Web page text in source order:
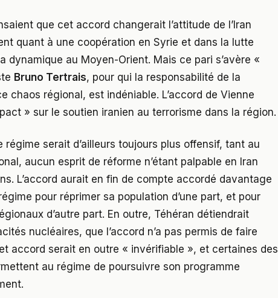
que cet accord changerait l’attitude de l’Iran
quant à une coopération en Syrie et dans la lutte
dynamique au Moyen-Orient. Mais ce pari s’avère «
Bruno Tertrais, pour qui la responsabilité de la
chaos régional, est indéniable. L’accord de Vienne
» sur le soutien iranien au terrorisme dans la région.
régime serait d’ailleurs toujours plus offensif, tant au
aucun esprit de réforme n’étant palpable en Iran
L’accord aurait en fin de compte accordé davantage
pour réprimer sa population d’une part, et pour
d’autre part. En outre, Téhéran détiendrait
nucléaires, que l’accord n’a pas permis de faire
accord serait en outre « invérifiable », et certaines des
au régime de poursuivre son programme